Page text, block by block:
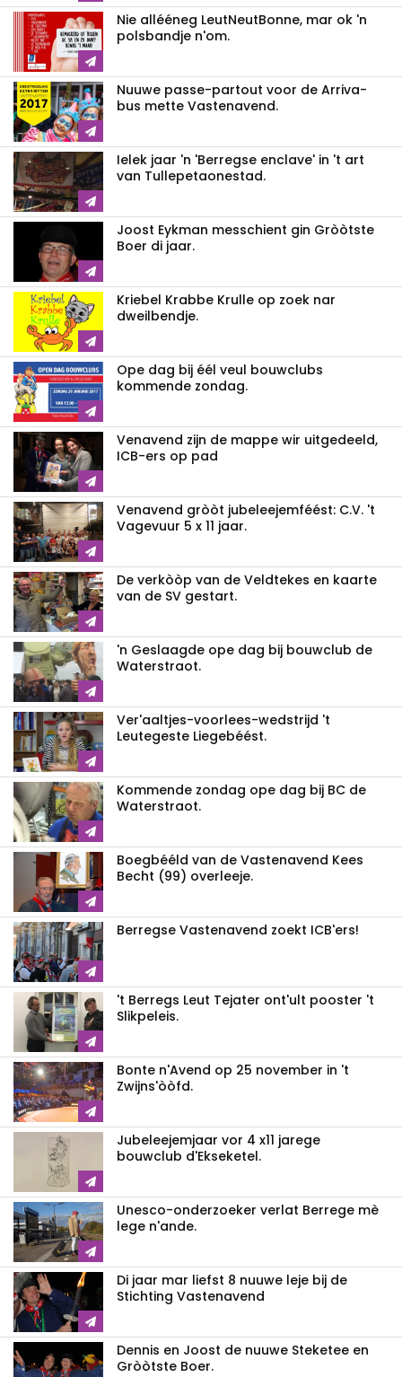
Nie allééneg LeutNeutBonne, mar ok 'n
polsbandje n'om.
Nuuwe passe-partout voor de Arriva-
bus mette Vastenavend.
Ielek jaar 'n 'Berregse enclave' in 't art
van Tullepetaonestad.
Joost Eykman messchient gin Gròòtste
Boer di jaar.
Kriebel Krabbe Krulle op zoek nar
dweilbendje.
Ope dag bij éél veul bouwclubs
kommende zondag.
Venavend zijn de mappe wir uitgedeeld,
ICB-ers op pad
Venavend gròòt jubeleejemféést: C.V. 't
Vagevuur 5 x 11 jaar.
De verkòòp van de Veldtekes en kaarte
van de SV gestart.
'n Geslaagde ope dag bij bouwclub de
Waterstraot.
Ver'aaltjes-voorlees-wedstrijd 't
Leutegeste Liegebéést.
Kommende zondag ope dag bij BC de
Waterstraot.
Boegbééld van de Vastenavend Kees
Becht (99) overleeje.
Berregse Vastenavend zoekt ICB'ers!
't Berregs Leut Tejater ont'ult pooster 't
Slikpeleis.
Bonte n'Avend op 25 november in 't
Zwijns'òòfd.
Jubeleejemjaar vor 4 x11 jarege
bouwclub d'Ekseketel.
Unesco-onderzoeker verlat Berrege mè
lege n'ande.
Di jaar mar liefst 8 nuuwe leje bij de
Stichting Vastenavend
Dennis en Joost de nuuwe Steketee en
Gròòtste Boer.